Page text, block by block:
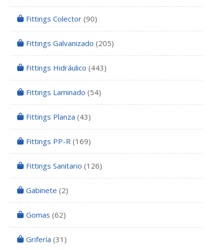
Fittings Colector (90)
Fittings Galvanizado (205)
Fittings Hidráulico (443)
Fittings Laminado (54)
Fittings Planza (43)
Fittings PP-R (169)
Fittings Sanitario (126)
Gabinete (2)
Gomas (62)
Grifería (31)